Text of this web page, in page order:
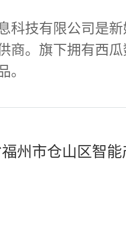
科技有限公司是
商。旗下拥有西
。
州市仓山区智能